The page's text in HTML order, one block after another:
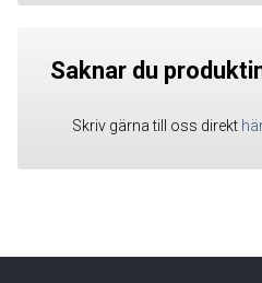
Saknar du
Skriv gärna till oss direkt